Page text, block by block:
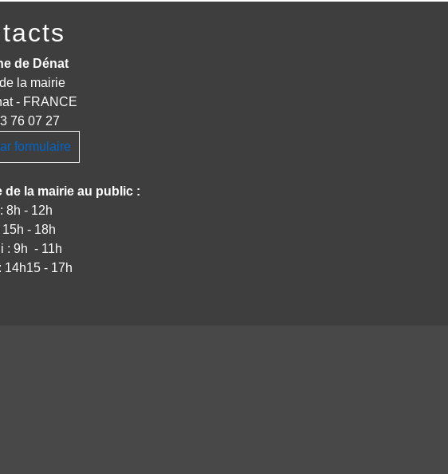
de Dénat
la mairie
- FRANCE
76 07 27
formulaire
la mairie au public :
8h - 12h
15h - 18h
: 9h - 11h
14h15 - 17h